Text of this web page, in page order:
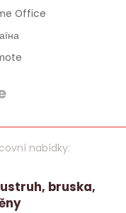
Office
nabídky:
bruska,